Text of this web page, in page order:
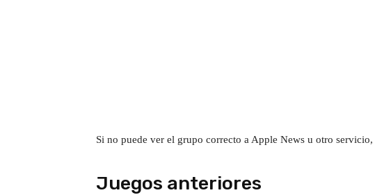
Si no puede ver el grupo correcto a Apple News u otro servicio,
Juegos anteriores